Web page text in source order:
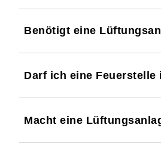
Benötigt eine
Darf ich eine Feuerstelle
Macht eine